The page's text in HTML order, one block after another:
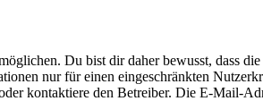
Du bist dir daher bewusst, dass
nur für einen eingeschränkten
kontaktiere den Betreiber. Die E-Mail-